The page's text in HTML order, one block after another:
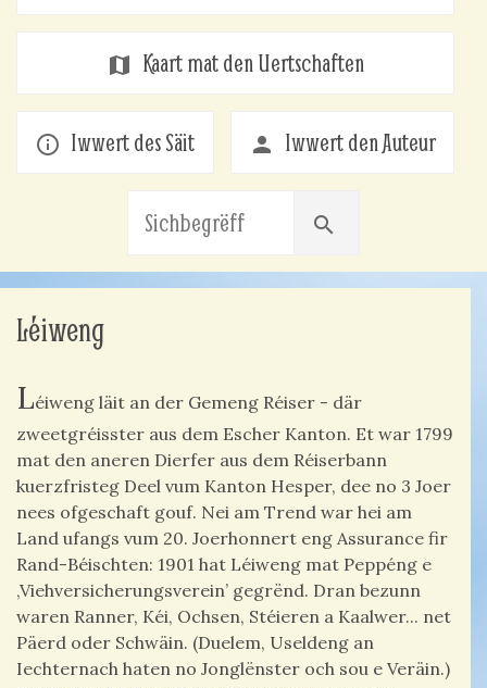
map Kaart mat den Uertschaften
info_outline Iwwert des Säit person Iwwert den Auteur
search
Léiweng
Léiweng läit an der Gemeng Réiser - där
zweetgréisster aus dem Escher Kanton. Et war 1799
mat den aneren Dierfer aus dem Réiserbann
kuerzfristeg Deel vum Kanton Hesper, dee no 3 Joer
nees ofgeschaft gouf. Nei am Trend war hei am
Land ufangs vum 20. Joerhonnert eng Assurance fir
Rand-Béischten: 1901 hat Léiweng mat Peppéng e
‚Viehversicherungsverein’ gegrënd. Dran bezunn
waren Ranner, Kéi, Ochsen, Stéieren a Kaalwer... net
Päerd oder Schwäin. (Duelem, Useldeng an
Iechternach haten no Jonglënster och sou e Veräin.)